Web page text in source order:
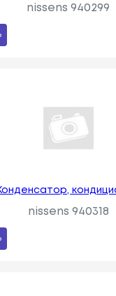
nissens 940299
nissens 940318